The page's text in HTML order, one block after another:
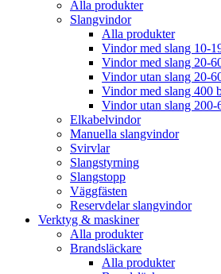
Alla produkter
Slangvindor
Alla produkter
Vindor med slang 10-
Vindor med slang 20-
Vindor utan slang 20-
Vindor med slang 400
Vindor utan slang 200-
Elkabelvindor
Manuella slangvindor
Svirvlar
Slangstyrning
Slangstopp
Väggfästen
Reservdelar slangvindor
Verktyg & maskiner
Alla produkter
Brandsläckare
Alla produkter